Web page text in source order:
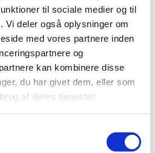
til sociale medier og til
Vi deler også oplysninger om
med vores partnere inden
og
kan kombinere disse
du har givet dem, eller som
af deres tjenester.
sagsnummer:
2018063712
7.XX Row, Prismaflex